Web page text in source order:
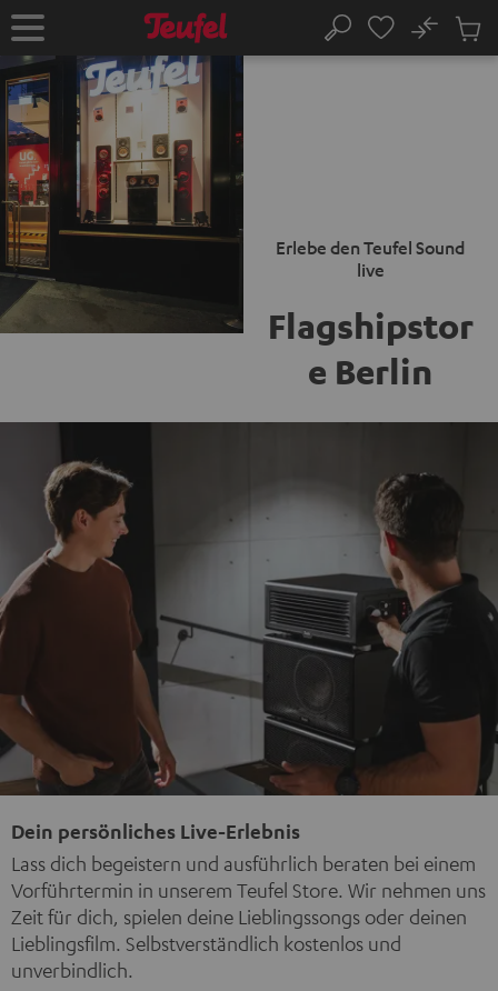
Startseite Suche
No
Erlebe den Teufel Sound
live
Flagshipstor
e Berlin
Dein persönliches Live-Erlebnis
Lass dich begeistern und ausführlich beraten bei einem
Vorführtermin in unserem Teufel Store. Wir nehmen uns
Zeit für dich, spielen deine Lieblingssongs oder deinen
Lieblingsfilm. Selbstverständlich kostenlos und
unverbindlich.